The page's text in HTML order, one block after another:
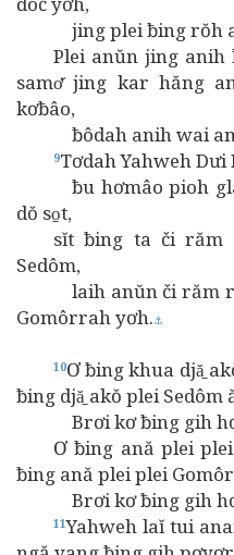
jing plei ƀing rŏh
Plei anŭn jing anih
samơ̆ jing kar hăng
kơƀâo,
ƀôdah anih wai
9Tơdah Yahweh Dưi
ƀu hơmâo pioh
dŏ so̱t,
sĭt ƀing ta či răm
Sedôm,
laih anŭn či răm
Gomôrrah yơh.⚓
10Ơ ƀing khua djă̱
ƀing djă̱ akŏ plei Sedôm
Brơi kơ ƀing gih
Ơ ƀing ană plei plei
ƀing ană plei plei
Brơi kơ ƀing gih
11Yahweh laĭ tui